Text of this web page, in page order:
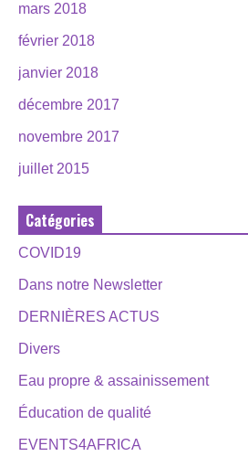
mars 2018
février 2018
janvier 2018
décembre 2017
novembre 2017
juillet 2015
Catégories
COVID19
Dans notre Newsletter
DERNIÈRES ACTUS
Divers
Eau propre & assainissement
Éducation de qualité
EVENTS4AFRICA